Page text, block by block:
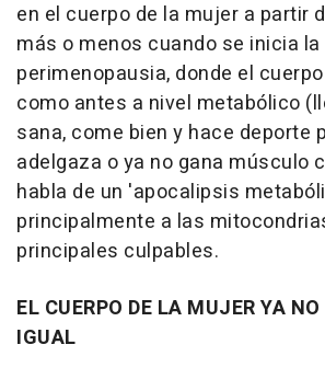
en el cuerpo de la mujer a partir
más o menos cuando se inicia la
perimenopausia, donde el
como antes a nivel metabólico
sana, come bien y hace deporte
adelgaza o ya no gana músculo
habla de un 'apocalipsis
principalmente a las
principales culpables.
EL CUERPO DE LA MUJER YA
IGUAL